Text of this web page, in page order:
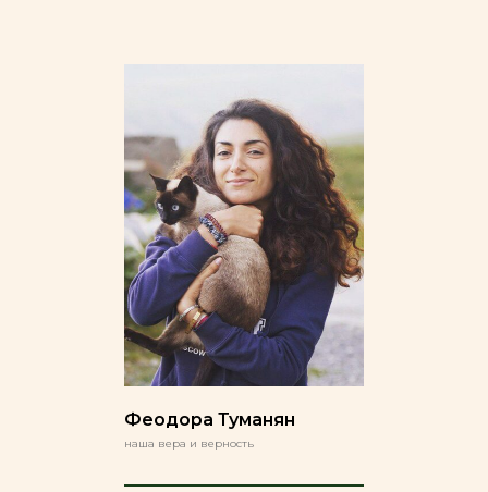
Феодора Туманян
наша вера и верность